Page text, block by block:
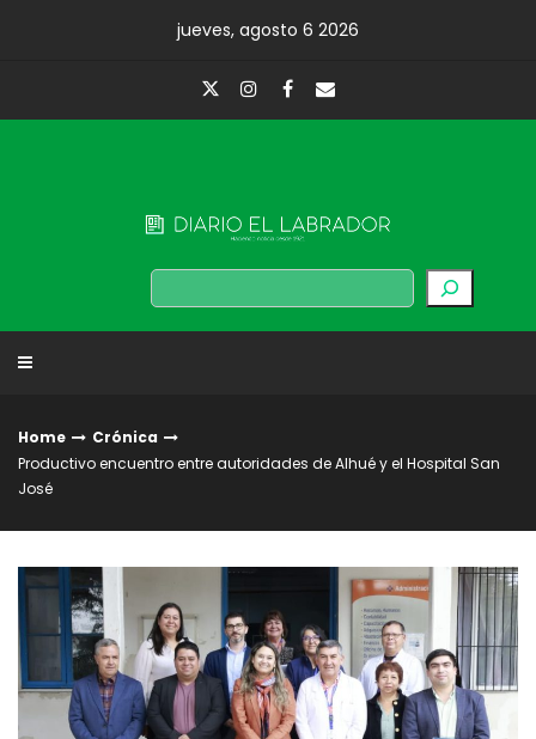
jueves, agosto 6 2026
Buscar
Home
Crónica
Productivo encuentro entre autoridades de Alhué y el Hospital San
José